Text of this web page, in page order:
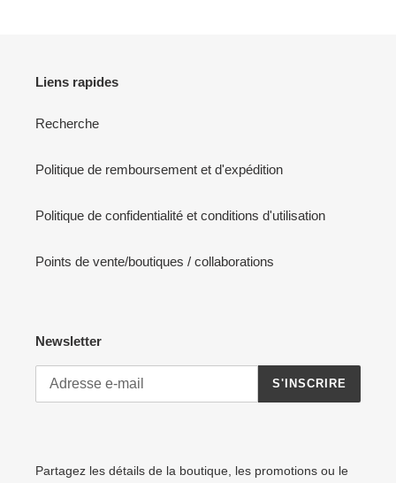
Liens rapides
Recherche
Politique de remboursement et d'expédition
Politique de confidentialité et conditions d'utilisation
Points de vente/boutiques / collaborations
Newsletter
S'INSCRIRE
Partagez les détails de la boutique, les promotions ou le